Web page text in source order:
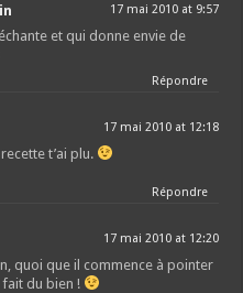
17 mai 2010 at 9:57
et qui donne envie de
Répondre
17 mai 2010 at 12:18
t’ai plu.
Répondre
17 mai 2010 at 12:20
quoi que il commence à pointer
fait du bien !